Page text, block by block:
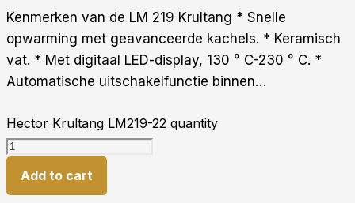
Kenmerken van de LM 219 Krultang * Snelle
opwarming met geavanceerde kachels. * Keramisch
vat. * Met digitaal LED-display, 130 ° C-230 ° C. *
Automatische uitschakelfunctie binnen…
Hector Krultang LM219-22 quantity
Add to cart